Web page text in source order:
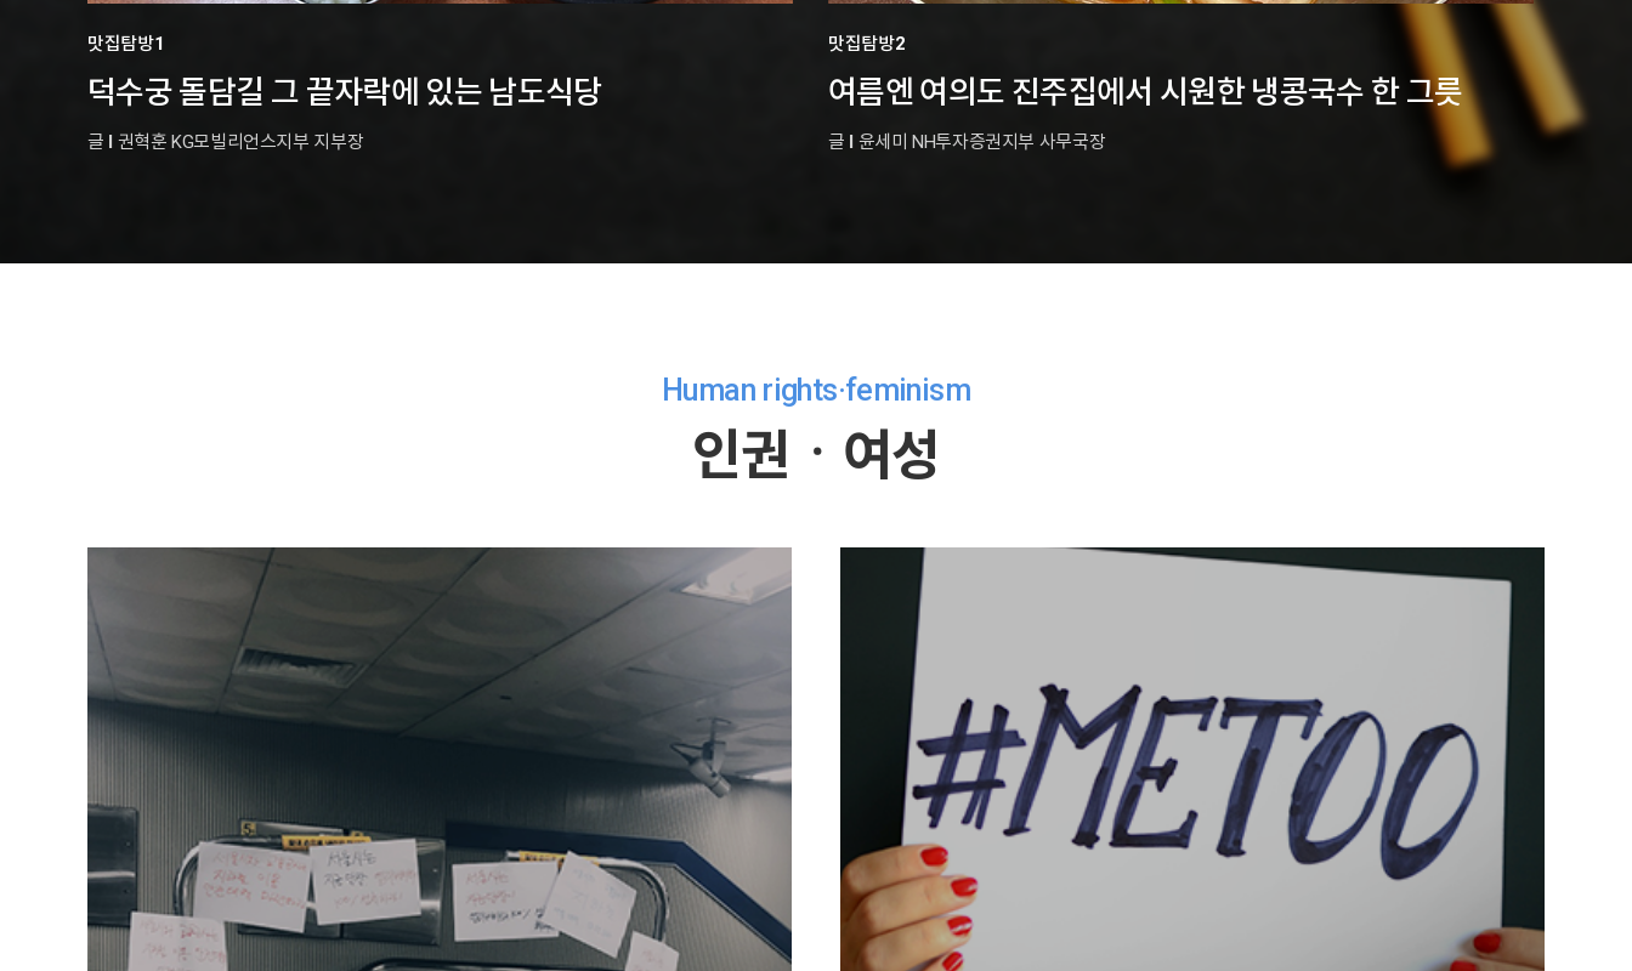
맛집탐방1
덕수궁 돌담길 그 끝자락에 있는 남도식당
글 l 권혁훈 KG모빌리언스지부 지부장
맛집탐방2
여름엔 여의도 진주집에서 시원한 냉콩국수 한 그릇
글 l 윤세미 NH투자증권지부 사무국장
덕
Human rights·feminism
인권ㆍ여성